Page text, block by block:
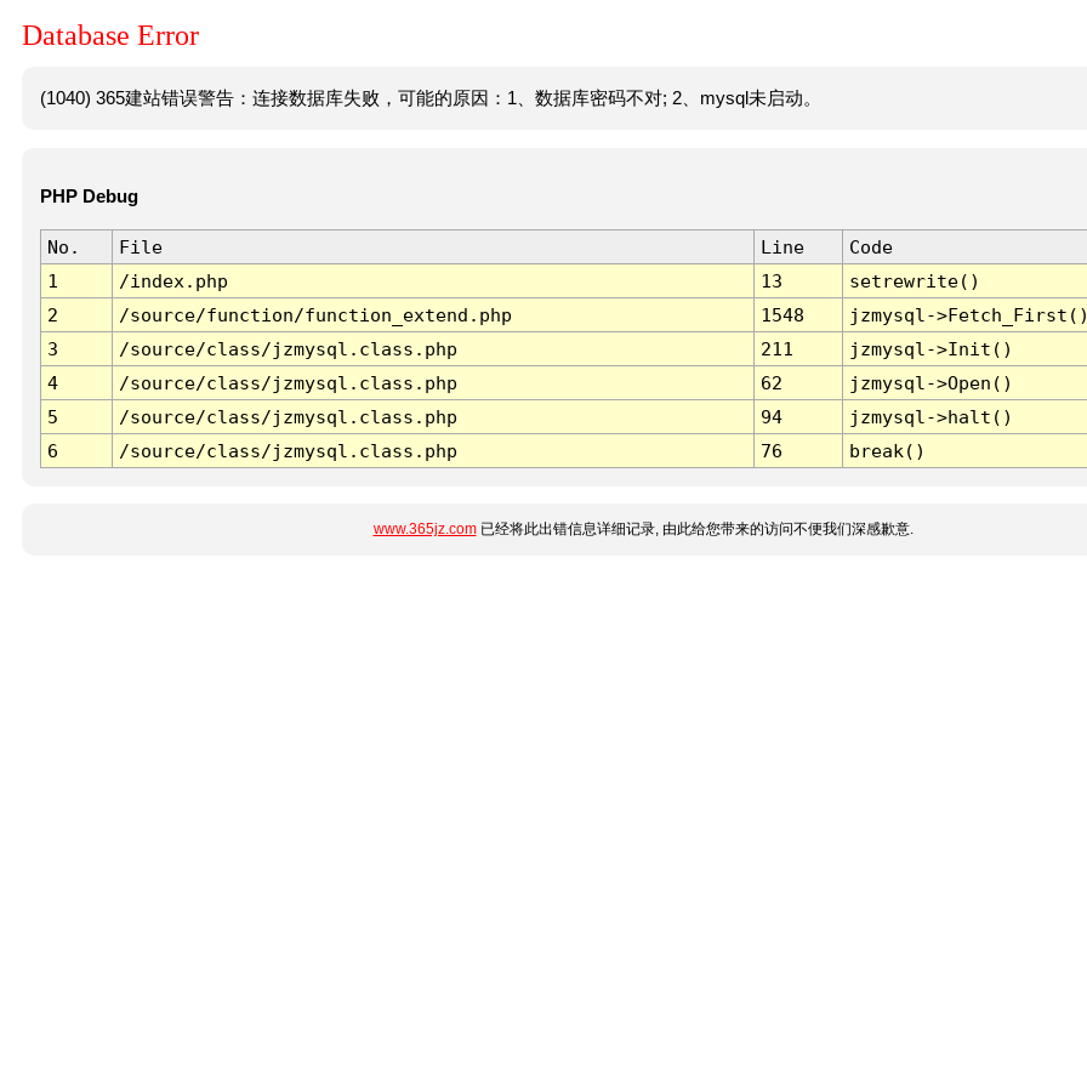
Database Error
(1040) 365建站错误警告：连接数据库失败，可能的原因：1、数据库密码不对; 2、mysql未启动。
PHP Debug
No. File Line
Code
1
/index.php 13
setrewrite()
2
/source/function/function_extend.php 1548
jzmysql-
3
/source/class/jzmysql.class.php 211
jzmysql->Init()
4
/source/class/jzmysql.class.php 62
jzmysql->Open()
5
/source/class/jzmysql.class.php 94
jzmysql->halt()
6
/source/class/jzmysql.class.php 76 break()
www.365jz.com已经将此出错信息详细记录, 由此给您带来的访问不便我们深感歉意.